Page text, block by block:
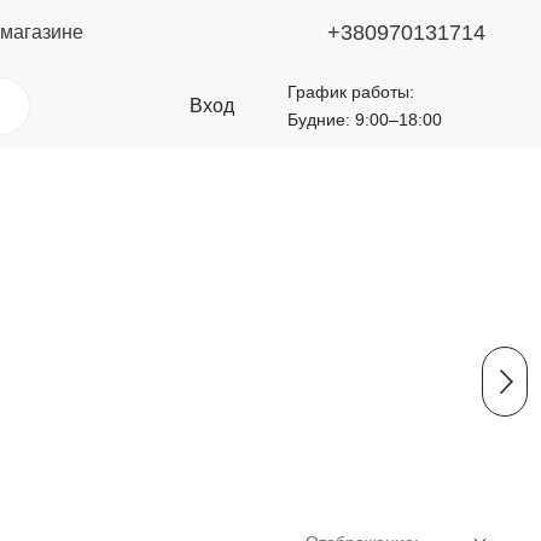
+380970131714
Вход
График работы:
Будние: 9:00–18:00